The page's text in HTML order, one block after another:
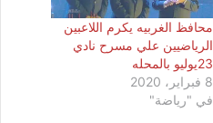
محافظ الغربيه يكرم اللاعبين
الرياضيين علي مسرح نادي
23يوليو بالمحله
8 فبراير، 2020
في "رياضة"